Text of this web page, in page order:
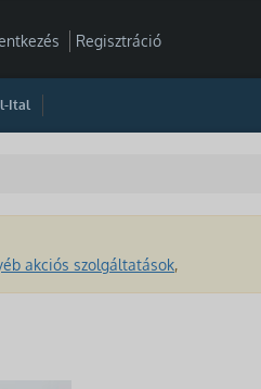
Regisztráció
Ital
akciós szolgáltatások,